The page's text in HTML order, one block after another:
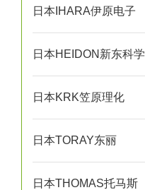
日本IHARA伊原电子
日本HEIDON新东科学
日本KRK笠原理化
日本TORAY东丽
日本THOMAS托马斯